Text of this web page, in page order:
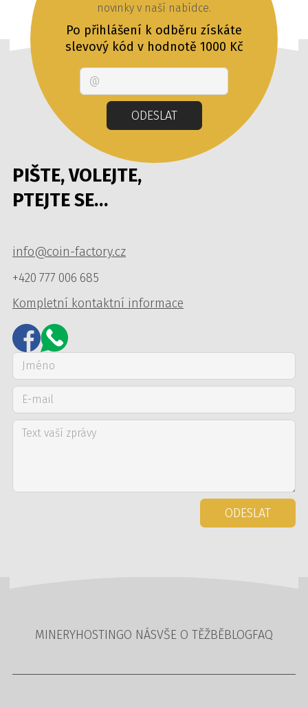
PIŠTE, VOLEJTE,
PTEJTE SE…
info@coin-factory.cz
+420 777 006 685
Kompletní kontaktní informace
novinky v naší nabídce.
Po přihlášení k odběru získáte
slevový kód v hodnotě 1000 Kč
ODESLAT
ODESLAT
MINERYHOSTINGO NÁSVŠE O TĚŽBĚBLOGFAQ